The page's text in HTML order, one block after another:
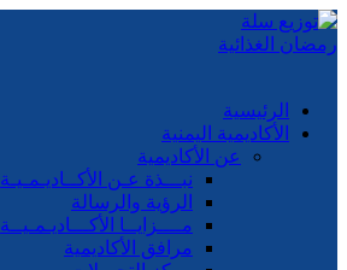
الرئيسية
الأكاديمية اليمنية
عن الأكاديمية
نبـــذة عـن الأكــاديـمـيـة
الرؤية والرسالة
مــــزايــا الأكـــاديـمـيــة
مرافق الأكاديمية